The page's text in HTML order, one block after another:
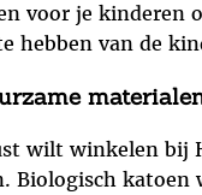
voor je kinderen
hebben van de
wilt winkelen bij
Biologisch katoen